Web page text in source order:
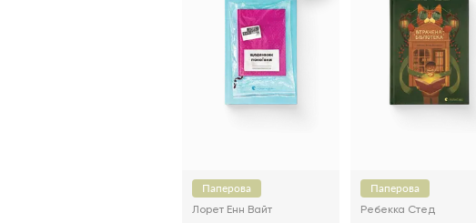
Паперова
Лорет Енн Вайт
Паперова
Ребекка Стед